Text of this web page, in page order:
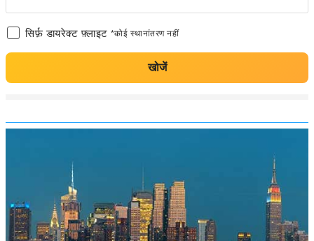
सिर्फ़ डायरेक्ट फ़्लाइट *कोई स्थानांतरण नहीं
खोजें